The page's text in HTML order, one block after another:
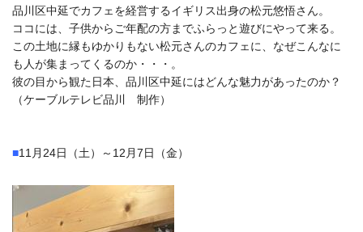
品川区中延でカフェを経営するイギリス出身の松元悠悟さん。
ココには、子供からご年配の方までふらっと遊びにやって来る。
この土地に縁もゆかりもない松元さんのカフェに、なぜこんなに
も人が集まってくるのか・・・。
彼の目から観た日本、品川区中延にはどんな魅力があったのか？
（ケーブルテレビ品川 制作）
■11月24日（土）～12月7日（金）